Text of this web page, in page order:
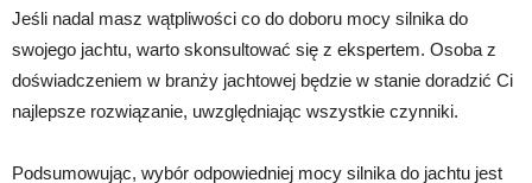
Jeśli nadal masz wątpliwości co do doboru mocy silnika do
swojego jachtu, warto skonsultować się z ekspertem. Osoba z
doświadczeniem w branży jachtowej będzie w stanie doradzić Ci
najlepsze rozwiązanie, uwzględniając wszystkie czynniki.
Podsumowując, wybór odpowiedniej mocy silnika do jachtu jest